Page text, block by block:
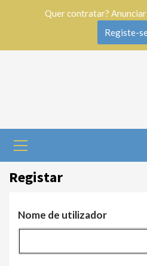
Registar
Nome de utilizador
Quer contratar? Anunciar
Registe-